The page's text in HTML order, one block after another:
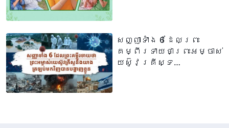
សញ្ញាទាំង 6 ដែលព្រះ
គម្ពីរទាយថាព្រះអម្ចាស់
យេស៊ូវគ្រីស្ទ